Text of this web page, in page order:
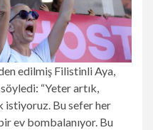
edilmiş Filistinli Aya,
“Yeter artık,
istiyoruz. Bu sefer her
ev bombalanıyor. Bu